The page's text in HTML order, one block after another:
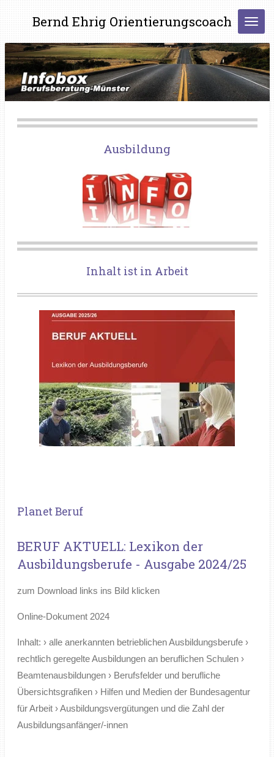
Zum
Hauptinhalt
springen
Bernd Ehrig Orientierungscoach
Ausbildung
Inhalt ist in Arbeit
Planet Beruf
BERUF AKTUELL: Lexikon der
Ausbildungsberufe - Ausgabe 2024/25
zum Download links ins Bild klicken
Online-Dokument 2024
Inhalt: › alle anerkannten betrieblichen Ausbildungsberufe ›
rechtlich geregelte Ausbildungen an beruflichen Schulen ›
Beamtenausbildungen › Berufsfelder und berufliche
Übersichtsgrafiken › Hilfen und Medien der Bundesagentur
für Arbeit › Ausbildungsvergütungen und die Zahl der
Ausbildungsanfänger/-innen